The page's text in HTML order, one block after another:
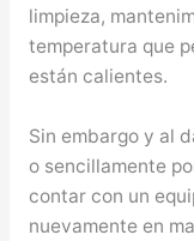
limpieza,
temperatura que
están calientes.
Sin embargo y al
o sencillamente
contar con un
nuevamente en